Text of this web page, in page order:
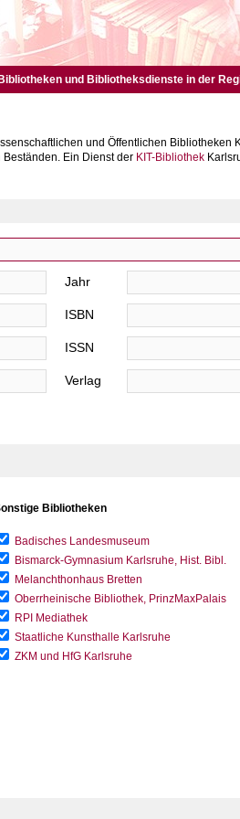
Bibliotheken und Bibliotheksdienste in der
und Öffentlichen Bibliotheken
Ein Dienst der KIT-Bibliothek
Jahr
ISBN
ISSN
Verlag
Bibliotheken
Badisches Landesmuseum
Bismarck-Gymnasium Karlsruhe, Hist. Bibl.
Melanchthonhaus Bretten
Oberrheinische Bibliothek, PrinzMaxPalais
RPI Mediathek
Staatliche Kunsthalle Karlsruhe
ZKM und HfG Karlsruhe